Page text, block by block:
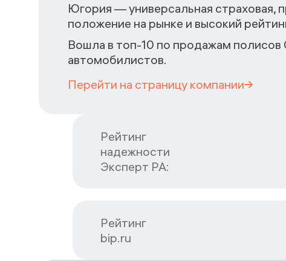
Югория — универсальная страховая,
положение на рынке и высокий
Вошла в топ-10 по продажам
автомобилистов.
Перейти на страницу компании
Рейтинг
надежности
Эксперт РА:
Рейтинг
bip.ru